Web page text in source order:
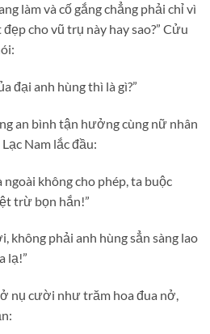
làm và cố gắng chẳng phải chỉ vì
cho vũ trụ này hay sao?” Cửu
đại anh hùng thì là gì?”
an bình tận hưởng cùng nữ nhân
Nam lắc đầu:
không cho phép, ta buộc
trừ bọn hắn!”
không phải anh hùng sẳn sàng lao
lạ!”
nụ cười như trăm hoa đua nở,